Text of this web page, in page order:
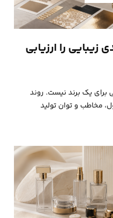
را ارزیابی
برای یک برند نیست. روند
مخاطب و توان تولید